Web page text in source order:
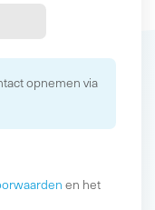
opnemen via
en het